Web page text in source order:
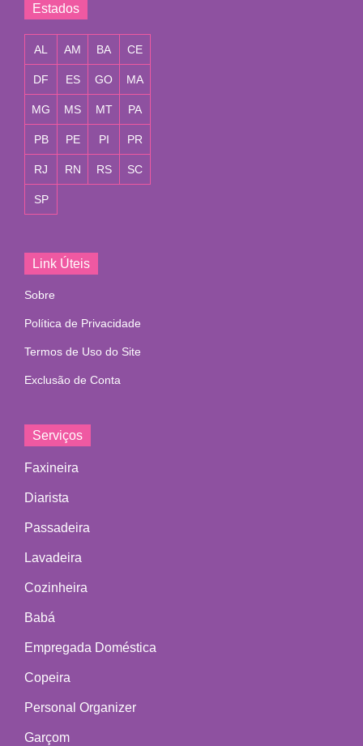
Estados
AL AM BA CE
DF ES GO MA
MG MS MT PA
PB PE PI PR
RJ RN RS SC
SP
Link Úteis
Sobre
Política de Privacidade
Termos de Uso do Site
Exclusão de Conta
Serviços
Faxineira
Diarista
Passadeira
Lavadeira
Cozinheira
Babá
Empregada Doméstica
Copeira
Personal Organizer
Garçom